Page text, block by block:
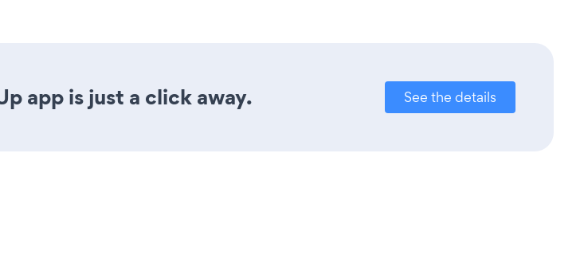
app is just a click away. See the details